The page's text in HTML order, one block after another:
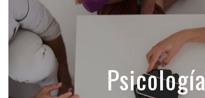
Psicología